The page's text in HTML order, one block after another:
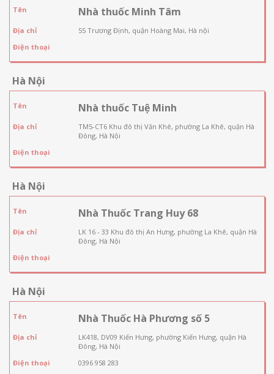
Tên Nhà thuốc Minh Tâm
Địa chỉ
55 Trương Định, quận Hoàng Mai, Hà nội
Điện thoại
Hà Nội
Tên Nhà thuốc Tuệ Minh
Địa chỉ
TM5-CT6 Khu đô thị Văn Khê, phường La Khê, quận Hà
Đông, Hà Nội
Điện thoại
Hà Nội
Tên Nhà Thuốc Trang Huy 68
Địa chỉ
LK 16 - 33 Khu đô thị An Hưng, phường La Khê, quận Hà
Đông, Hà Nội
Điện thoại
Hà Nội
Tên Nhà Thuốc Hà Phương số 5
Địa chỉ
LK418, DV09 Kiến Hưng, phường Kiến Hưng, quận Hà
Đông, Hà Nội
Điện thoại
0396 958 283